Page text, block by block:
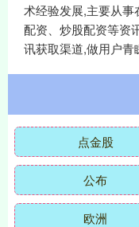
术经验发展,主要从
配资、炒股配资等资
讯获取渠道,做用户青
点金股
公布
欧洲